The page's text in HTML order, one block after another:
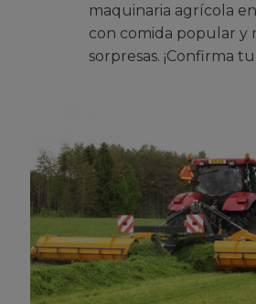
maquinaria agrícola
con comida popular y
sorpresas. ¡Confirma